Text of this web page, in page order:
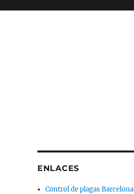
ENLACES
Control de plagas Barcelona